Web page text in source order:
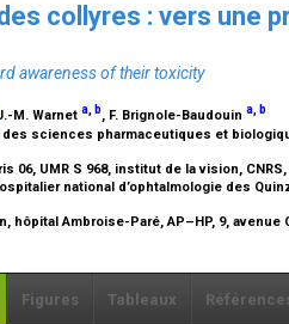
collyres : vers une
awareness of their toxicity
M. Warnet a, b, F. Brignole-Baudouin a, b
sciences pharmaceutiques et
06, UMR S 968, institut de la vision,
national d’ophtalmologie des
hôpital Ambroise-Paré, AP–HP, 9, avenue
Figures Tableaux